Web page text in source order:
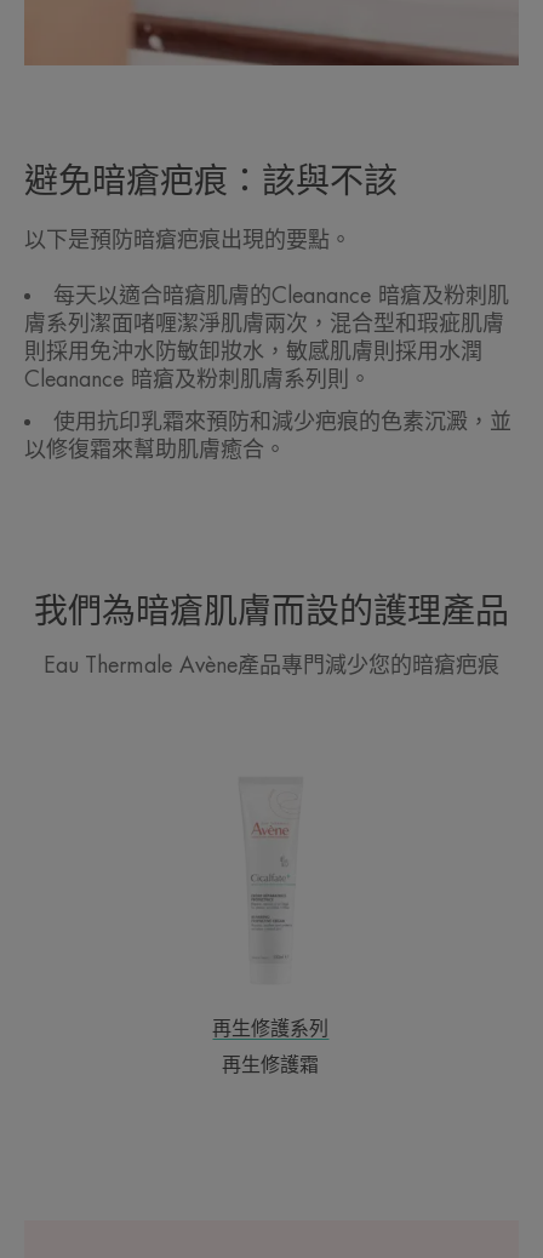
避免暗瘡疤痕：該與不該
以下是預防暗瘡疤痕出現的要點。
每天以適合暗瘡肌膚的Cleanance 暗瘡及粉刺肌
膚系列潔面啫喱潔淨肌膚兩次，混合型和瑕疵肌膚
則採用免沖水防敏卸妝水，敏感肌膚則採用水潤
Cleanance 暗瘡及粉刺肌膚系列則。
使用抗印乳霜來預防和減少疤痕的色素沉澱，並
以修復霜來幫助肌膚癒合。
我們為暗瘡肌膚而設的護理產品
Eau Thermale Avène產品專門減少您的暗瘡疤痕
修
護
霜
再生修護系列
再生修護霜